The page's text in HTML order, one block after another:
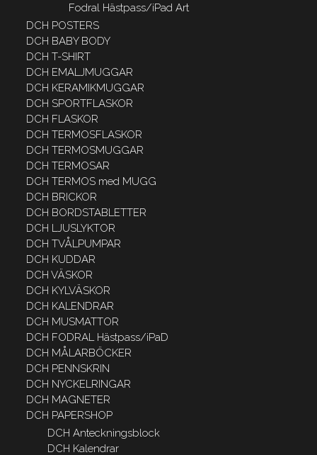
Fodral Hästpass/iPad Art
DCH POSTERS
DCH BABY BODY
DCH T-SHIRT
DCH EMALJMUGGAR
DCH KERAMIKMUGGAR
DCH SPORTFLASKOR
DCH FLASKOR
DCH TERMOSFLASKOR
DCH TERMOSMUGGAR
DCH TERMOSAR
DCH TERMOS med MUGG
DCH BRICKOR
DCH BORDSTABLETTER
DCH LJUSLYKTOR
DCH TVÅLPUMPAR
DCH KUDDAR
DCH VÄSKOR
DCH KYLVÄSKOR
DCH KALENDRAR
DCH MUSMATTOR
DCH FODRAL Hästpass/iPaD
DCH MÅLARBÖCKER
DCH PENNSKRIN
DCH NYCKELRINGAR
DCH MAGNETER
DCH PAPERSHOP
DCH Anteckningsblock
DCH Kalendrar